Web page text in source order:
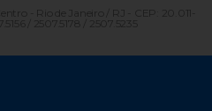
- Rio de Janeiro / RJ - CEP: 20.011-
/ 2507.5178 / 2507.5235